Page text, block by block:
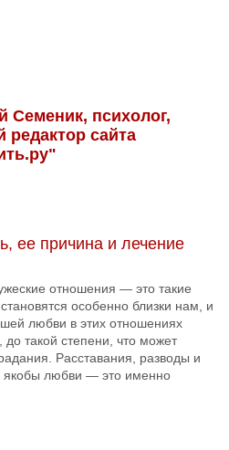
Семеник, психолог,
редактор сайта
ее причина и лечение
отношения — это такие
особенно близки нам, и
любви в этих отношениях
такой степени, что может
Расставания, разводы и
якобы любви — это именно